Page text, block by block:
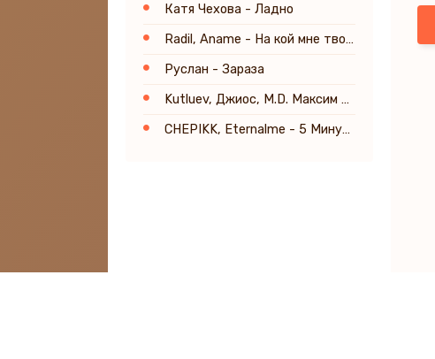
Катя Чехова - Ладно
Radil, Aname - На кой мне твоя любовь
Руслан - Зараза
Kutluev, Джиос, M.D. Максим Данилов - Больше так не скучай (Remix)
CHEPIKK, Eternalme - 5 Минут назад (Remix)